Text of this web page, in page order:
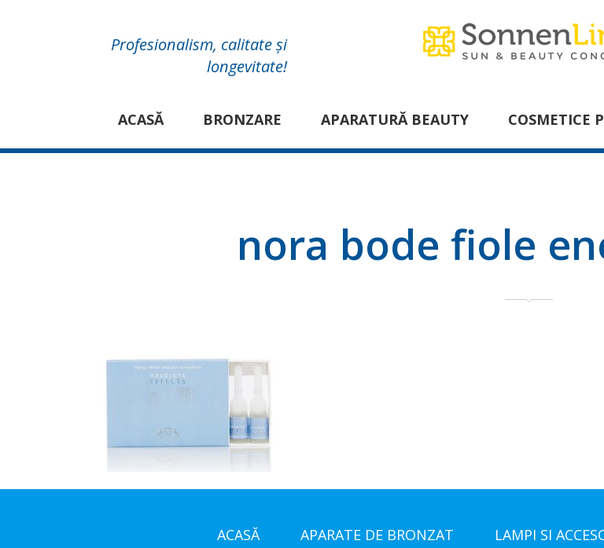
Profesionalism, calitate și
longevitate!
ACASĂ BRONZARE APARATURĂ BEAUTY COSMETICE
nora bode fiole
ACASĂ APARATE DE BRONZAT LAMPI SI